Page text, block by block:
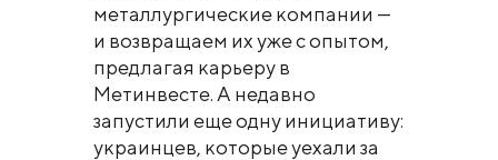
металлургические компании —
и возвращаем их уже с опытом,
предлагая карьеру в
Метинвесте. А недавно
запустили еще одну инициативу:
украинцев, которые уехали за